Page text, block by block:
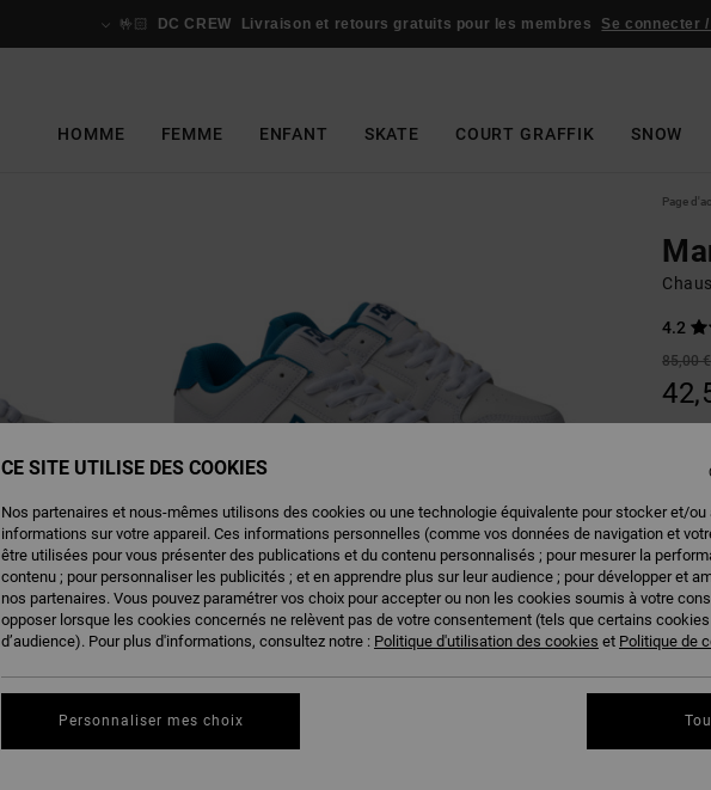
🤟🏻 DC CREW Livraison et retours gratuits pour les membres Se connecter
HOMME FEMME ENFANT SKATE COURT GRAFFIK SNOW
Page
4.2
85,00 €
CE SITE UTILISE DES COOKIES
Nos partenaires et nous-mêmes utilisons des cookies ou une technologie équivalente pour stocker et/ou
informations sur votre appareil. Ces informations personnelles (comme vos données de navigation et
être utilisées pour vous présenter des publications et du contenu personnalisés ; pour mesurer la
contenu ; pour personnaliser les publicités ; et en apprendre plus sur leur audience ; pour développer et
nos partenaires. Vous pouvez paramétrer vos choix pour accepter ou non les cookies soumis à votre
opposer lorsque les cookies concernés ne relèvent pas de votre consentement (tels que certains
d’audience). Pour plus d'informations, consultez notre : Politique d'utilisation des cookies et Politique de
Personnaliser mes choix